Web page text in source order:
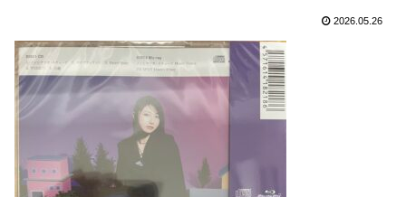
2026.05.26